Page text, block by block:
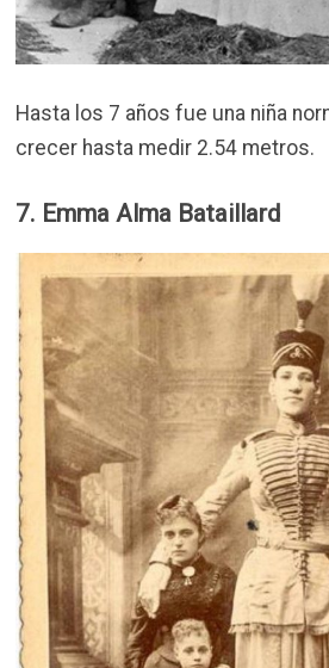
Hasta los 7 años fue una niña
crecer hasta medir 2.54 metros.
7. Emma Alma Bataillard